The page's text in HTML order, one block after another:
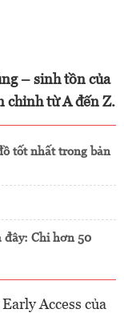
– sinh tồn của
chỉnh từ A đến Z.
tốt nhất trong bản
đây: Chi hơn 50
Access của